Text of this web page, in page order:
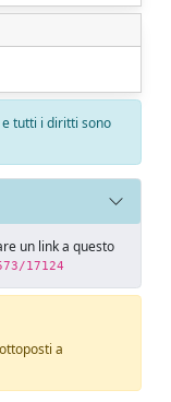
tutti i diritti sono
un link a questo
17124
a